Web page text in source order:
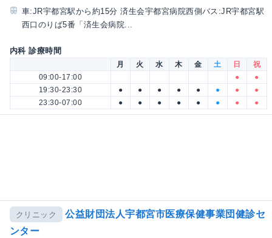
車:JR宇都宮駅から約15分 済生会宇都宮病院西側バス:JR宇都宮駅
西口のりば5番「済生会病院...
内科 診療時間
月 火 水 木 金 土 日
祝
09:00-17:00
●
●
19:30-23:30
● ● ● ● ● ● ●
●
23:30-07:00
● ● ● ● ● ● ● ●
クリニック
公益財団法人宇都宮市医療保健事業団健診セ
ンター